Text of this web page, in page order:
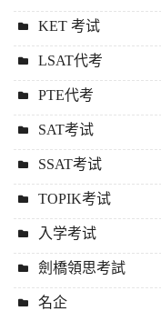
KET 考试
LSAT代考
PTE代考
SAT考试
SSAT考试
TOPIK考试
入学考试
劍橋領思考試
名企